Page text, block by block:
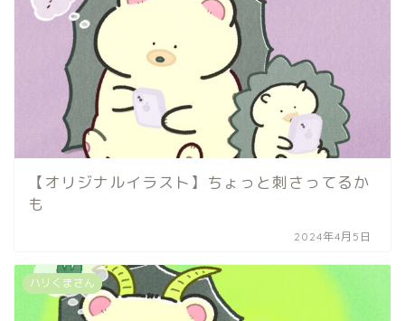
【オリジナルイラスト】ちょっと刺さってるか
も
2024年4月5日
ハリくまさん